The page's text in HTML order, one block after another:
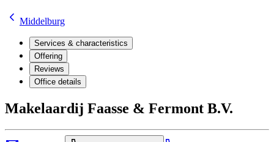
Middelburg
Services & characteristics
Offering
Reviews
Office details
Makelaardij Faasse & Fermont B.V.